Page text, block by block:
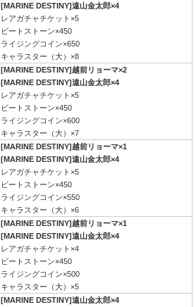
[MARINE DESTINY]遠山金太郎×4
レアガチャチケット×5
ビートストーン×450
ライジングコイン×650
キャラスター（大）×8
[MARINE DESTINY]越前リョーマ×2
[MARINE DESTINY]遠山金太郎×4
レアガチャチケット×5
ビートストーン×450
ライジングコイン×600
キャラスター（大）×7
[MARINE DESTINY]越前リョーマ×1
[MARINE DESTINY]遠山金太郎×4
レアガチャチケット×5
ビートストーン×450
ライジングコイン×550
キャラスター（大）×6
[MARINE DESTINY]越前リョーマ×1
[MARINE DESTINY]遠山金太郎×4
レアガチャチケット×4
ビートストーン×450
ライジングコイン×500
キャラスター（大）×5
[MARINE DESTINY]遠山金太郎×4